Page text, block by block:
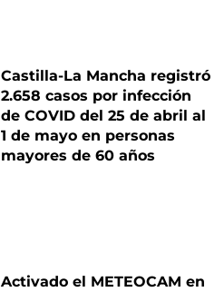
Castilla-La Mancha registró
2.658 casos por infección
de COVID del 25 de abril al
1 de mayo en personas
mayores de 60 años
Activado el METEOCAM en